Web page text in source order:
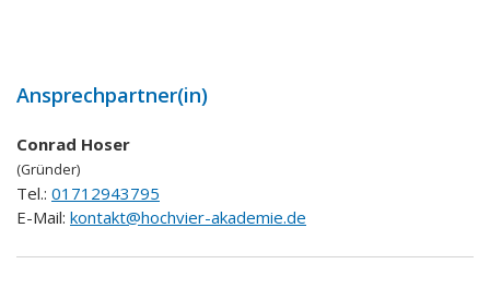
Ansprechpartner(in)
Conrad Hoser
(Gründer)
Tel.: 01712943795
E-Mail: kontakt@hochvier-akademie.de